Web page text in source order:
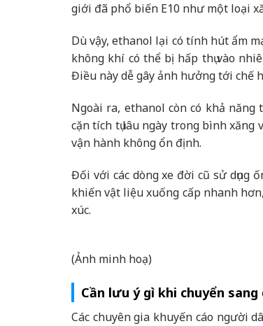
giới đã phổ biến E10 như một loại
Dù vậy, ethanol lại có tính hút ẩm
không khí có thể bị hấp thụ vào
Điều này dễ gây ảnh hưởng tới chế
Ngoài ra, ethanol còn có khả năng
cặn tích tụ lâu ngày trong bình
vận hành không ổn định.
Đối với các dòng xe đời cũ sử dụng
khiến vật liệu xuống cấp nhanh
xúc.
(Ảnh minh hoạ)
Cần lưu ý gì khi chuyển sang
Các chuyên gia khuyến cáo người